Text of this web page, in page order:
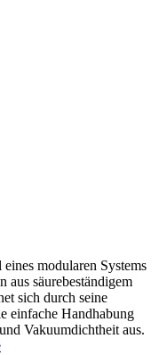
modularen Systems
aus säurebeständigem
sich durch seine
einfache Handhabung
Vakuumdichtheit aus.